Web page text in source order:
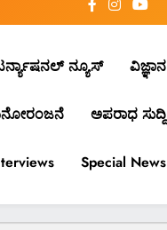
ನ್ಯೂಸ್ ವಿಜ್ಞಾನ
ಅಪರಾಧ ಸುದ್ದಿ
Special News